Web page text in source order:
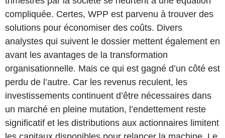
compliquée. Certes, WPP est parvenu à trouver des
solutions pour économiser des coûts. Divers
analystes qui suivent le dossier mettent également en
avant les avantages de la transformation
organisationnelle. Mais ce qui est gagné d’un côté est
perdu de l’autre. Car les revenus reculent, les
investissements continuent d’être nécessaires dans
un marché en pleine mutation, l’endettement reste
significatif et les distributions aux actionnaires limitent